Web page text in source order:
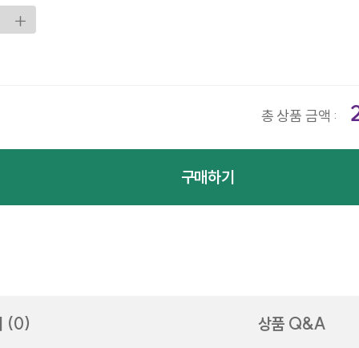
총 상품 금액 :
구매하기
(0) 상품 Q&A